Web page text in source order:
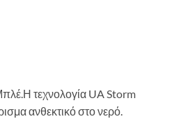
Η τεχνολογία UA Storm
ανθεκτικό στο νερό.